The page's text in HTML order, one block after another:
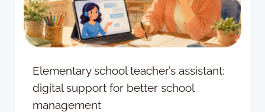
Elementary school teacher’s assistant:
digital support for better school
management